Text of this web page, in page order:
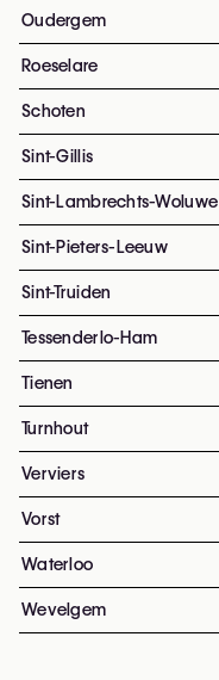
Oudergem
Roeselare
Schoten
Sint-Gillis
Sint-Lambrechts-Woluwe
Sint-Pieters-Leeuw
Sint-Truiden
Tessenderlo-Ham
Tienen
Turnhout
Verviers
Vorst
Waterloo
Wevelgem